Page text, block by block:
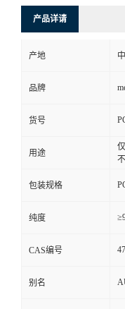
产品详请
产地
品牌
货号
用途
包装规格
纯度
CAS编号
别名